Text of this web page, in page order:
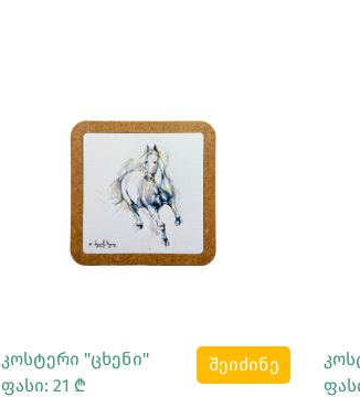
Სრულად Ნახვა
კოსტერი "ცხენი"
ფასი: 21 ₾
შეიძინე